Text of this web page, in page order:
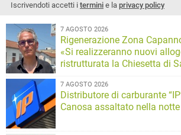
Iscrivendoti accetti i termini e la privacy policy
7 AGOSTO 2026
Rigenerazione Zona
«Si realizzeranno nuovi
ristrutturata la Chiesetta di
7 AGOSTO 2026
Distributore di carburante
Canosa assaltato nella